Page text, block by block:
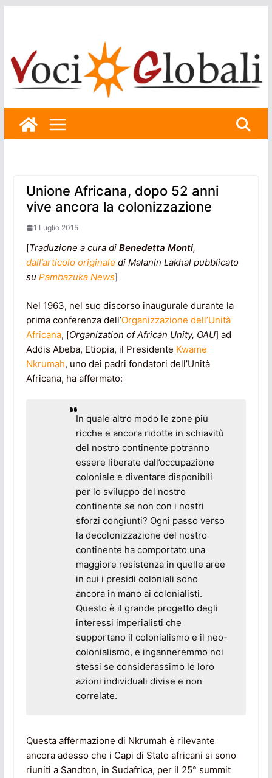
Unione Africana, dopo 52 anni
vive ancora la colonizzazione
1 Luglio 2015
[Traduzione a cura di Benedetta Monti,
dall’articolo originale di Malanin Lakhal pubblicato
su Pambazuka News]
Nel 1963, nel suo discorso inaugurale durante la
prima conferenza dell’Organizzazione dell’Unità
Africana, [Organization of African Unity, OAU] ad
Addis Abeba, Etiopia, il Presidente Kwame
Nkrumah, uno dei padri fondatori dell’Unità
Africana, ha affermato:
In quale altro modo le zone più
ricche e ancora ridotte in schiavitù
del nostro continente potranno
essere liberate dall’occupazione
coloniale e diventare disponibili
per lo sviluppo del nostro
continente se non con i nostri
sforzi congiunti? Ogni passo verso
la decolonizzazione del nostro
continente ha comportato una
maggiore resistenza in quelle aree
in cui i presidi coloniali sono
ancora in mano ai colonialisti.
Questo è il grande progetto degli
interessi imperialisti che
supportano il colonialismo e il neo-
colonialismo, e inganneremmo noi
stessi se considerassimo le loro
azioni individuali divise e non
correlate.
Questa affermazione di Nkrumah è rilevante
ancora adesso che i Capi di Stato africani si sono
riuniti a Sandton, in Sudafrica, per il 25° summit